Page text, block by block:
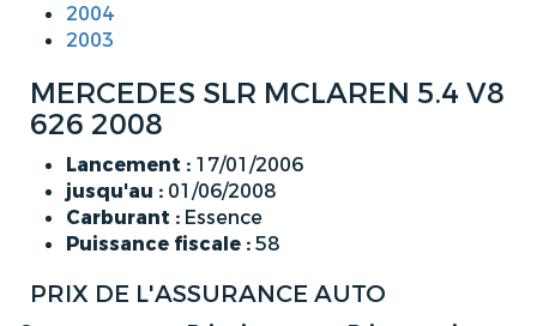
2004
2003
MERCEDES SLR MCLAREN 5.4 V8
626 2008
Lancement : 17/01/2006
jusqu'au : 01/06/2008
Carburant : Essence
Puissance fiscale :58
PRIX DE L'ASSURANCE AUTO